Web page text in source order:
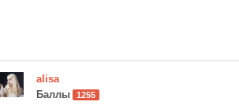
alisa
Баллы
1255